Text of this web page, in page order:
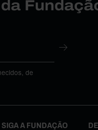
de
SIGA A FUNDAÇÃO